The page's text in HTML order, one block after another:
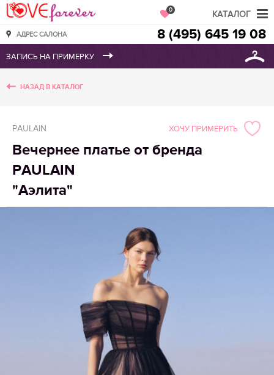
Love Forever
АДРЕС САЛОНА
0
8 (495) 645 19 08
НАЗАД В КАТАЛОГ
PAULAIN
Вечернее платье от бренда
PAULAIN
"Аэлита"
ХОЧУ ПРИМЕРИТЬ
КАТАЛОГ